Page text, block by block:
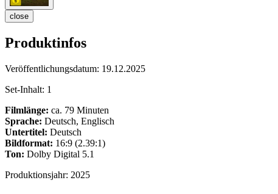
close
Produktinfos
Veröffentlichungsdatum: 19.12.2025
Set-Inhalt: 1
Filmlänge: ca. 79 Minuten
Sprache: Deutsch, Englisch
Untertitel: Deutsch
Bildformat: 16:9 (2.39:1)
Ton: Dolby Digital 5.1
Produktionsjahr: 2025